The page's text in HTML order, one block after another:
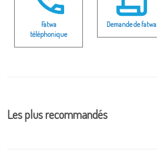
Fatwa
téléphonique
Demande de fatwa
Les plus recommandés